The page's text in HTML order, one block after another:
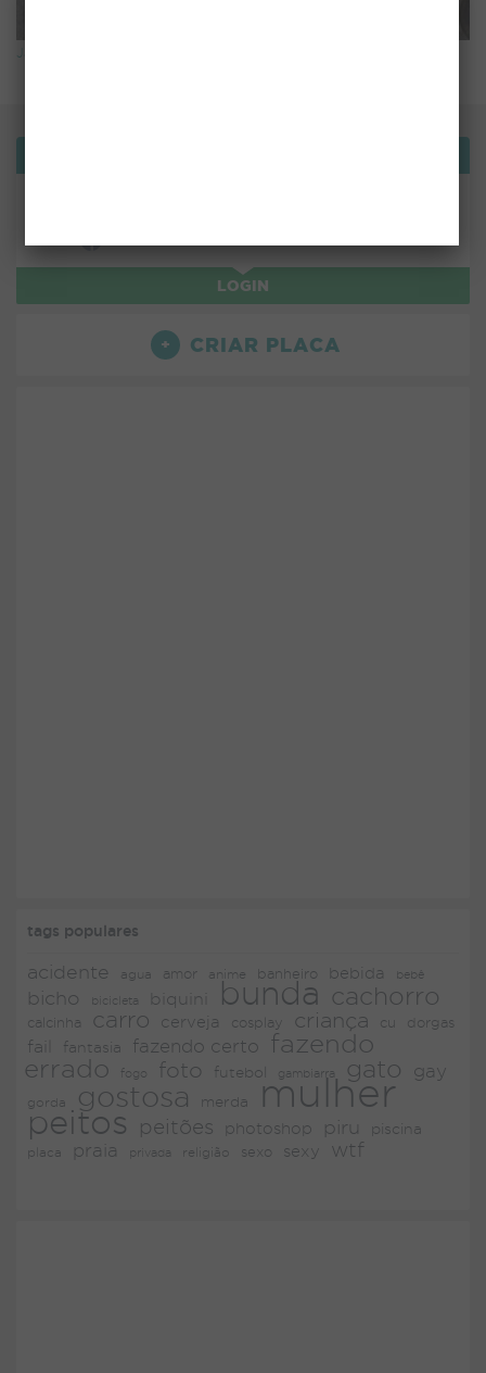
LOGIN
CRIAR PLACA
tags populares
acidente agua amor anime banheiro bebida bebê
bicho bicicleta biquini bunda cachorro
calcinha carro cerveja cosplay criança cu dorgas
fail fantasia fazendo certo
fazendo
errado
fogo foto futebol gambiarra gato gay
gorda gostosa merda mulher
peitos peitões photoshop piru piscina
placa praia privada religião sexo sexy wtf